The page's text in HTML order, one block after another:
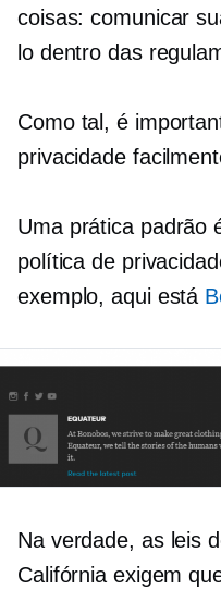
coisas: comunicar
lo dentro das
Como tal, é
privacidade
Uma prática padrão
política de
exemplo, aqui está
Na verdade, as leis
Califórnia exigem